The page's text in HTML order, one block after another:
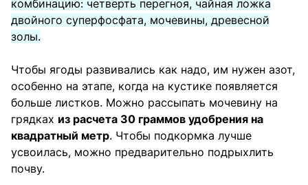
комбинацию: четверть перегноя, чайная ложка
двойного суперфосфата, мочевины, древесной
золы.
Чтобы ягоды развивались как надо, им нужен азот,
особенно на этапе, когда на кустике появляется
больше листков. Можно рассыпать мочевину на
грядках из расчета 30 граммов удобрения на
квадратный метр. Чтобы подкормка лучше
усвоилась, можно предварительно подрыхлить
почву.